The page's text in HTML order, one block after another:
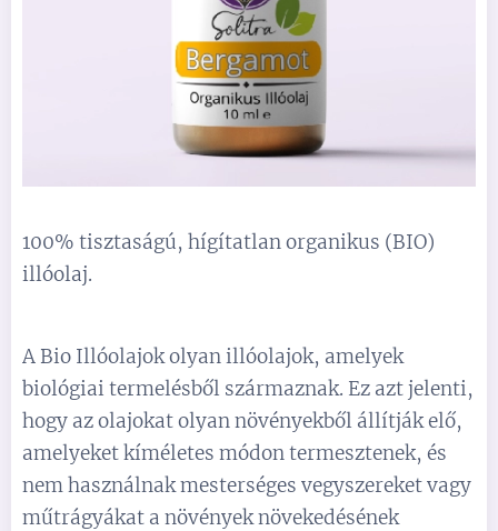
100% tisztaságú, hígítatlan organikus (BIO)
illóolaj.
A Bio Illóolajok olyan illóolajok, amelyek
biológiai termelésből származnak. Ez azt jelenti,
hogy az olajokat olyan növényekből állítják elő,
amelyeket kíméletes módon termesztenek, és
nem használnak mesterséges vegyszereket vagy
műtrágyákat a növények növekedésének